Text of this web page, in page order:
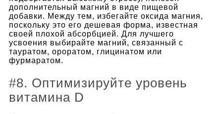
дополнительный магний в виде пищевой
добавки. Между тем, избегайте оксида магния,
поскольку это его дешевая форма, известная
своей плохой абсорбцией. Для лучшего
усвоения выбирайте магний, связанный с
тауратом, ороратом, глицинатом или
фурмаратом.
#8. Оптимизируйте уровень
витамина D